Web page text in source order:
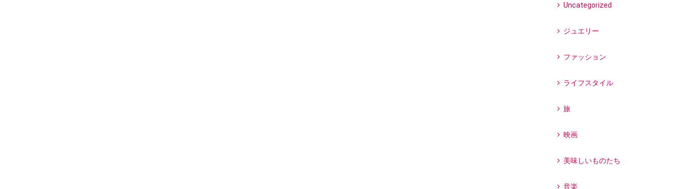
Uncategorized
ジュエリー
ファッション
ライフスタイル
旅
映画
美味しいものたち
音楽